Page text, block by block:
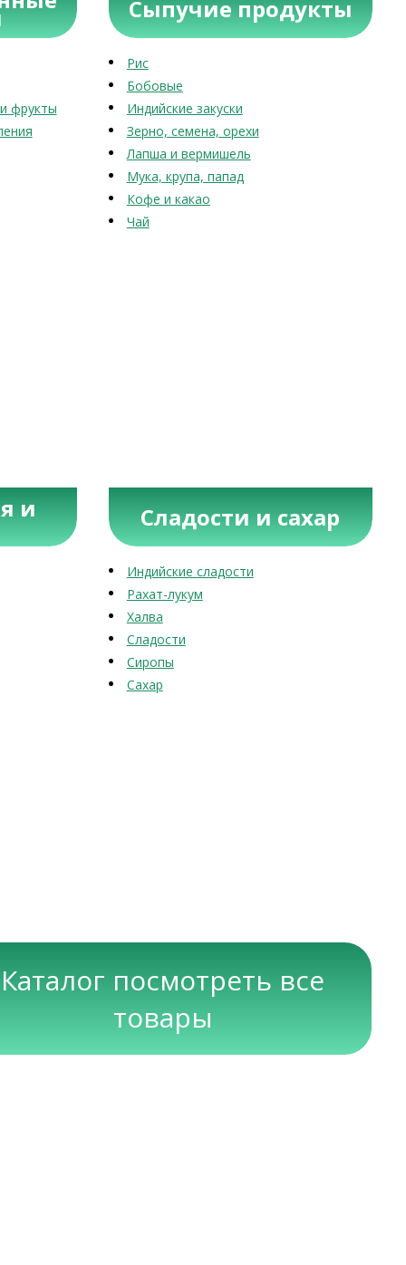
фрукты
Сыпучие продукты
Рис
Бобовые
Индийские закуски
Зерно, семена, орехи
Лапша и вермишель
Мука, крупа, папад
Кофе и какао
Чай
и Сладости и сахар
Индийские сладости
Рахат-лукум
Халва
Сладости
Сиропы
Сахар
Каталог посмотреть все
товары